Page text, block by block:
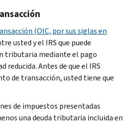
(OIC, por sus siglas en
usted y el IRS que puede
tributaria mediante el pago
reducida. Antes de que el IRS
de transacción, usted tiene que
de impuestos presentadas
una deuda tributaria incluida en